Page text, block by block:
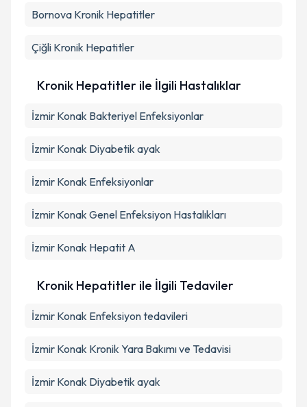
Bornova Kronik Hepatitler
Çiğli Kronik Hepatitler
Kronik Hepatitler ile İlgili Hastalıklar
İzmir Konak Bakteriyel Enfeksiyonlar
İzmir Konak Diyabetik ayak
İzmir Konak Enfeksiyonlar
İzmir Konak Genel Enfeksiyon Hastalıkları
İzmir Konak Hepatit A
Kronik Hepatitler ile İlgili Tedaviler
İzmir Konak Enfeksiyon tedavileri
İzmir Konak Kronik Yara Bakımı ve Tedavisi
İzmir Konak Diyabetik ayak